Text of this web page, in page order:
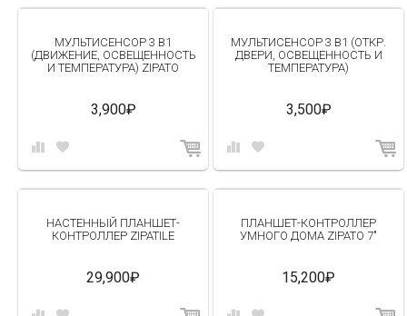
МУЛЬТИСЕНСОР 3 В1
(ДВИЖЕНИЕ, ОСВЕЩЕННОСТЬ
И ТЕМПЕРАТУРА) ZIPATO
3,900₽
МУЛЬТИСЕНСОР 3 В1 (ОТКР.
ДВЕРИ, ОСВЕЩЕННОСТЬ И
ТЕМПЕРАТУРА)
3,500₽
НАСТЕННЫЙ ПЛАНШЕТ-
КОНТРОЛЛЕР ZIPATILE
29,900₽
ПЛАНШЕТ-КОНТРОЛЛЕР
УМНОГО ДОМА ZIPATO 7"
15,200₽